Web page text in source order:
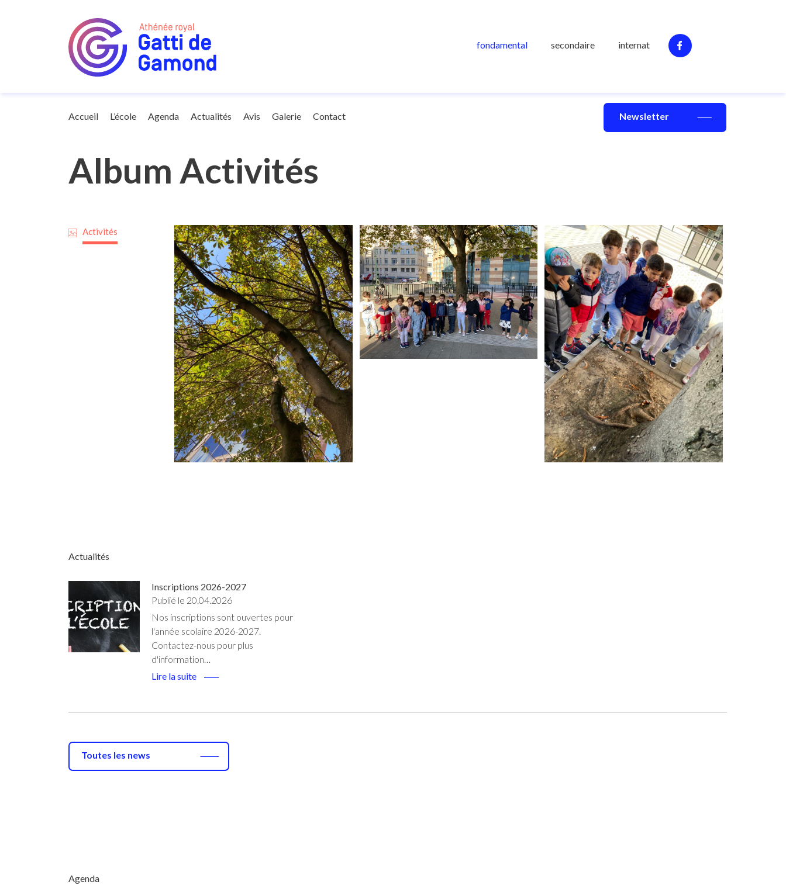
fondamental secondaire internat
Accueil L’école Agenda Actualités Avis Galerie Contact Newsletter
Album Activités
Activités
Actualités
Inscriptions 2026-2027
Publié le 20.04.2026
Nos inscriptions sont ouvertes pour
l'année scolaire 2026-2027.
Contactez-nous pour plus
d'information…
Lire la suite
Toutes les news
Agenda